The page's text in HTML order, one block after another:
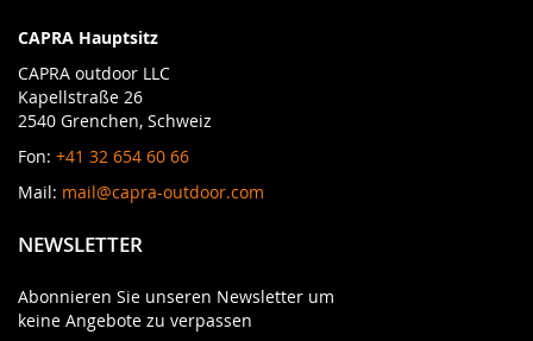
CAPRA Hauptsitz
CAPRA outdoor LLC
Kapellstraße 26
2540 Grenchen, Schweiz
Fon: +41 32 654 60 66
Mail: mail@capra-outdoor.com
NEWSLETTER
Abonnieren Sie unseren Newsletter um
keine Angebote zu verpassen